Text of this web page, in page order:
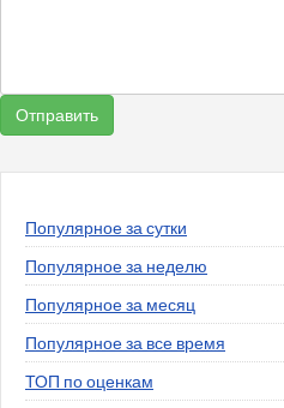
Популярное за сутки
Популярное за неделю
Популярное за месяц
Популярное за все время
ТОП по оценкам